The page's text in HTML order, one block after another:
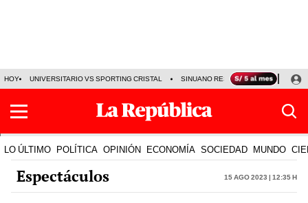
HOY UNIVERSITARIO VS SPORTING CRISTAL SINUANO RESULTADOS HOY
LO ÚLTIMO POLÍTICA OPINIÓN ECONOMÍA SOCIEDAD MUNDO
Espectáculos 15 Ago 2023 | 12:35 h